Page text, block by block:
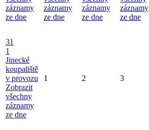
záznamy
ze dne
záznamy
ze dne
záznamy
ze dne
záznamy
ze dne
31
1
Jinecké
koupaliště
v provozu
Zobrazit
všechny
záznamy
ze dne
1 2 3